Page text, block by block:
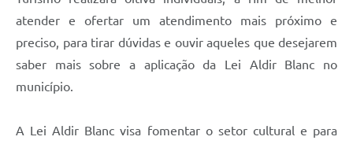
atender e ofertar um atendimento mais próximo e
preciso, para tirar dúvidas e ouvir aqueles que desejarem
saber mais sobre a aplicação da Lei Aldir Blanc no
município.
A Lei Aldir Blanc visa fomentar o setor cultural e para